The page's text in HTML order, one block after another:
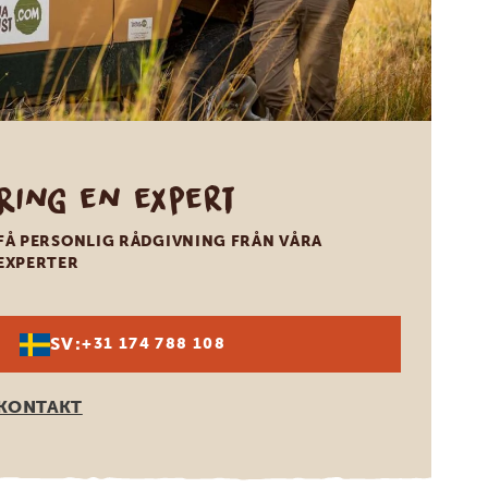
en expert
PERSONLIG RÅDGIVNING FRÅN VÅRA
SV:+31 174 788 108